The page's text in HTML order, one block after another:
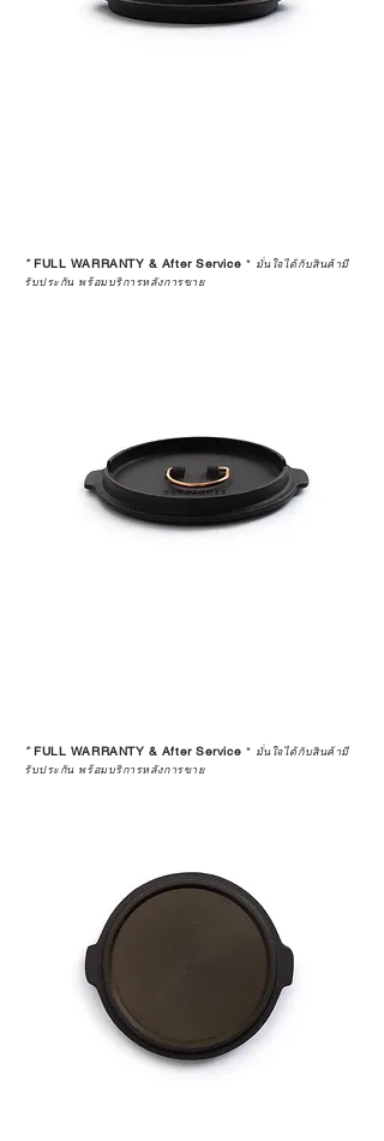
*FULL WARRANTY & After Service * มั่นใจได้กับสินค้ามี
รับประกัน พร้อมบริการหลังการขาย
*FULL WARRANTY & After Service * มั่นใจได้กับสินค้ามี
รับประกัน พร้อมบริการหลังการขาย